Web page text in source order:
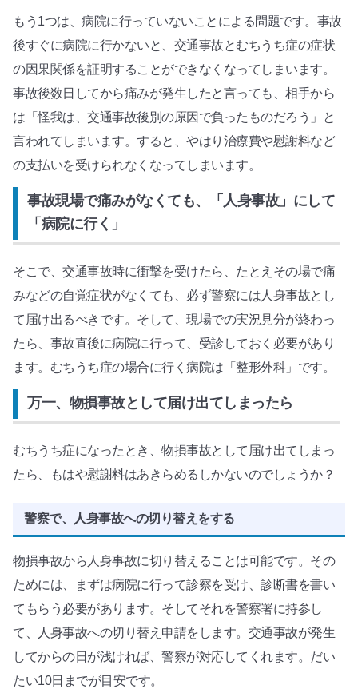
もう1つは、病院に行っていないことによる問題です。事故
後すぐに病院に行かないと、交通事故とむちうち症の症状
の因果関係を証明することができなくなってしまいます。
事故後数日してから痛みが発生したと言っても、相手から
は「怪我は、交通事故後別の原因で負ったものだろう」と
言われてしまいます。すると、やはり治療費や慰謝料など
の支払いを受けられなくなってしまいます。
事故現場で痛みがなくても、「人身事故」にして
「病院に行く」
そこで、交通事故時に衝撃を受けたら、たとえその場で痛
みなどの自覚症状がなくても、必ず警察には人身事故とし
て届け出るべきです。そして、現場での実況見分が終わっ
たら、事故直後に病院に行って、受診しておく必要があり
ます。むちうち症の場合に行く病院は「整形外科」です。
万一、物損事故として届け出てしまったら
むちうち症になったとき、物損事故として届け出てしまっ
たら、もはや慰謝料はあきらめるしかないのでしょうか？
警察で、人身事故への切り替えをする
物損事故から人身事故に切り替えることは可能です。その
ためには、まずは病院に行って診察を受け、診断書を書い
てもらう必要があります。そしてそれを警察署に持参し
て、人身事故への切り替え申請をします。交通事故が発生
してからの日が浅ければ、警察が対応してくれます。だい
たい10日までが目安です。